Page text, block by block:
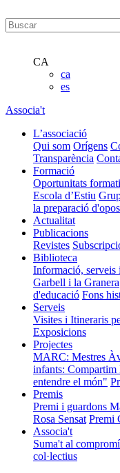
CA
ca
es
Associa't
L’associació
Qui som Orígens
Transparència
Formació
Oportunitats
Escola d’Estiu
la preparació
Actualitat
Publicacions
Revistes
Biblioteca
Informació, serveis
Garbell i la Granera
d'educació Fons
Serveis
Visites i Itineraris
Exposicions
Projectes
MARC: Mestres
infants: Compartim
entendre el món"
Premis
Premi i guardons
Rosa Sensat Premi
Associa't
Suma't al
col·lectius